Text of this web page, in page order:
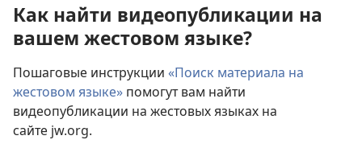
Как найти видеопубликации на
вашем жестовом языке?
Пошаговые инструкции «Поиск материала на
жестовом языке» помогут вам найти
видеопубликации на жестовых языках на
сайте jw.org.